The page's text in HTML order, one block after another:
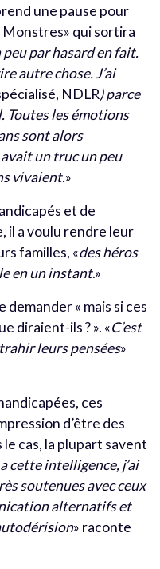
une pause pour
Monstres» qui sortira
par hasard en fait.
autre chose. J’ai
NDLR) parce
Toutes les émotions
sont alors
un truc un peu
vivaient.»
et de
il a voulu rendre leur
familles, «des héros
en un instant.»
demander « mais si ces
diraient-ils ? ». «C’est
leurs pensées»
ces
d’être des
le cas, la plupart savent
cette intelligence,j’ai
soutenues avec ceux
alternatifs et
» raconte